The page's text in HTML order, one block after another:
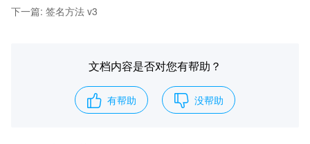
下一篇: 签名方法 v3
文档内容是否对您有帮助？
有帮助 没帮助